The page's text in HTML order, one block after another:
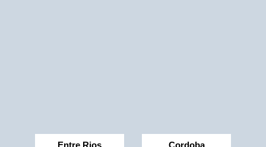
Entre Rios Cordoba